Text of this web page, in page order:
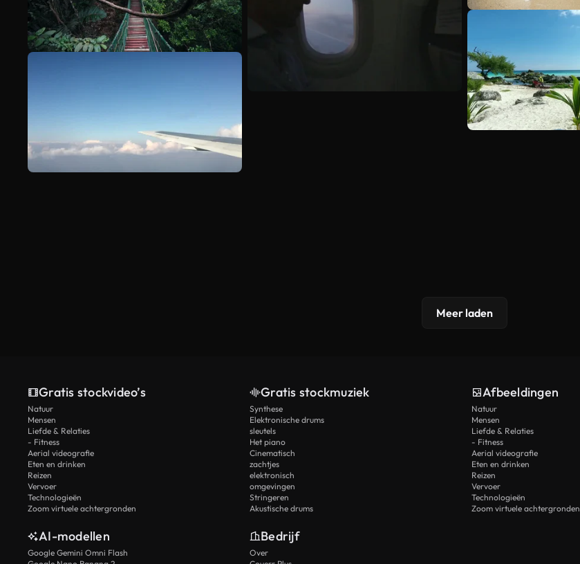
Meer laden
Gratis stockvideo’s
Natuur
Mensen
Liefde & Relaties
- Fitness
Aerial videografie
Eten en drinken
Reizen
Vervoer
Technologieën
Zoom virtuele achtergronden
Gratis stockmuziek
Synthese
Elektronische drums
sleutels
Het piano
Cinematisch
zachtjes
elektronisch
omgevingen
Stringeren
Akustische drums
Afbeeldingen
Natuur
Mensen
Liefde & Relaties
- Fitness
Aerial videografie
Eten en drinken
Reizen
Vervoer
Technologieën
Zoom virtuele achtergronden
AI-modellen
Google Gemini Omni Flash
Bedrijf
Over